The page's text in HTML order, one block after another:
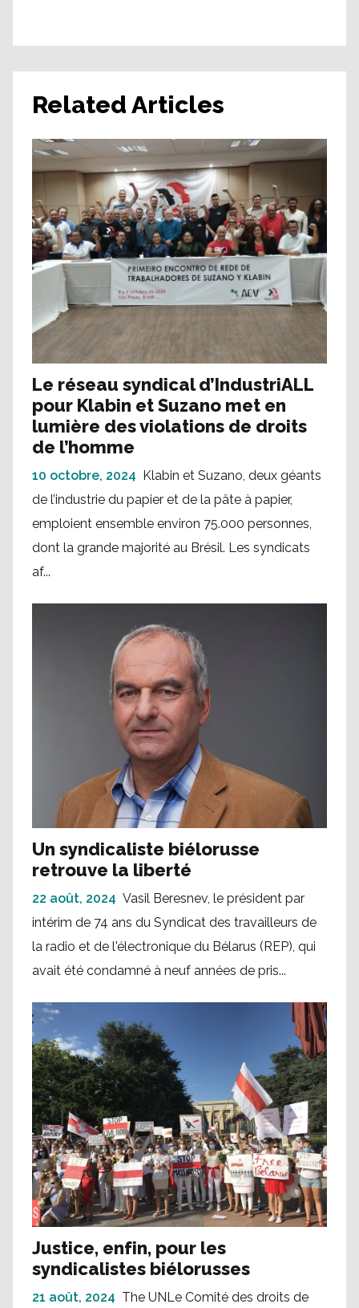
Related Articles
Le réseau syndical d’IndustriALL
pour Klabin et Suzano met en
lumière des violations de droits
de l’homme
10 octobre, 2024 Klabin et Suzano, deux géants
de l’industrie du papier et de la pâte à papier,
emploient ensemble environ 75.000 personnes,
dont la grande majorité au Brésil. Les syndicats
af...
Un syndicaliste biélorusse
retrouve la liberté
22 août, 2024 Vasil Beresnev, le président par
intérim de 74 ans du Syndicat des travailleurs de
la radio et de l'électronique du Bélarus (REP), qui
avait été condamné à neuf années de pris...
Justice, enfin, pour les
syndicalistes biélorusses
21 août, 2024 The UNLe Comité des droits de